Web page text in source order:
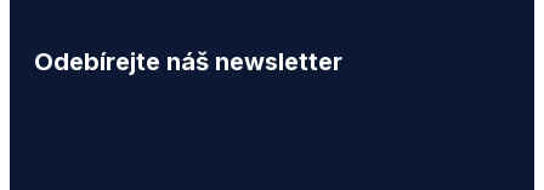
Odebírejte náš newsletter